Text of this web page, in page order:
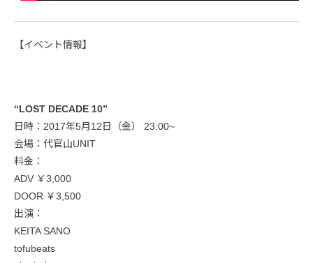
【イベント情報】
“LOST DECADE 10”
日時：2017年5月12日（金） 23:00~
会場：代官山UNIT
料金：
ADV ￥3,000
DOOR ￥3,500
出演：
KEITA SANO
tofubeats